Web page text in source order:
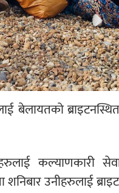
बेलायतको
कल्याणकारी
शनिबारउनीहरुलाई